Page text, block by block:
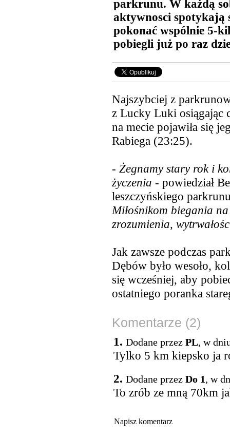
parkrunu. W każdą
aktywnosci spotykają
pokonać wspólnie 5-
pobiegli już po raz
Najszybciej z
z Lucky Luki osiągając
na mecie pojawiła się
Rabiega (23:25).
- Żegnamy stary rok i
życzenia - powiedział
leszczyńskiego
Miłośnikom biegania
zrozumienia,
Jak zawsze podczas
Dębów było wesoło,
się wcześniej, aby
ostatniego poranka
Komentarze (2)
1. Dodane przez PL, w
Tylko 5 km kiepsko ja
2. Dodane przez Do 1, w
To zrób ze mną 70km
Napisz komentarz